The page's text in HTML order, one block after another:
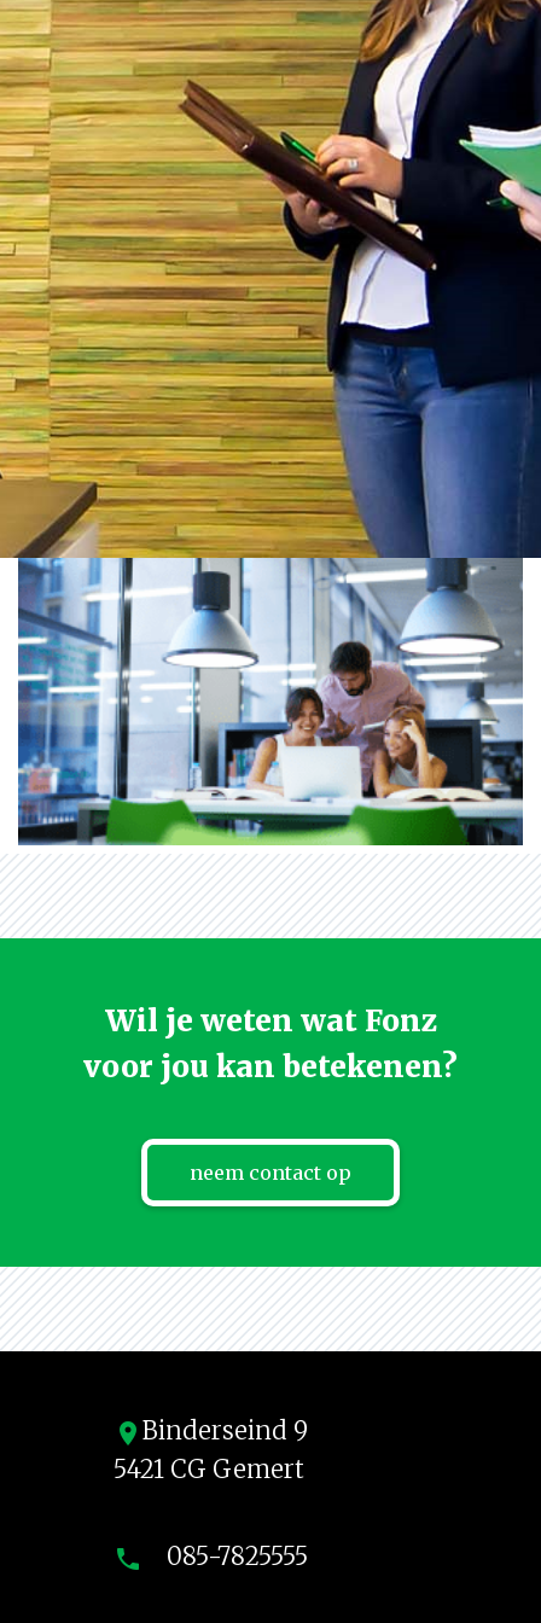
Wil je weten wat Fonz
voor jou kan betekenen?
neem contact op
location_on Binderseind 9
5421 CG Gemert
phone 085-7825555